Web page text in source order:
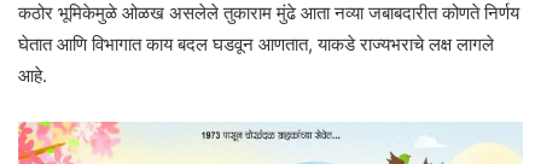
कठोर भूमिकेमुळे ओळख असलेले तुकाराम मुंढे आता नव्या जबाबदारीत कोणते निर्णय
घेतात आणि विभागात काय बदल घडवून आणतात, याकडे राज्यभराचे लक्ष लागले
आहे.